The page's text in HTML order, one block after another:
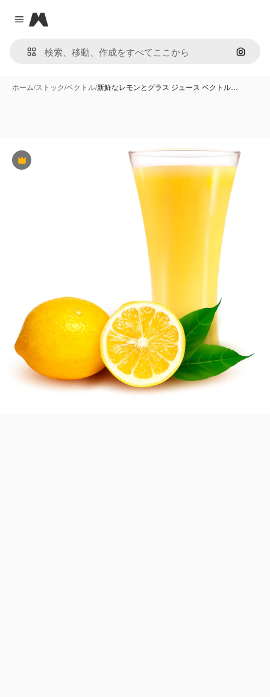
Close menu
Magnific
画像で
ホーム/ストック/ベクトル/新鮮なレモンとグラス ジュース ベクトル…
Premium